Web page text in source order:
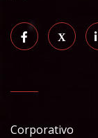
Corporativo